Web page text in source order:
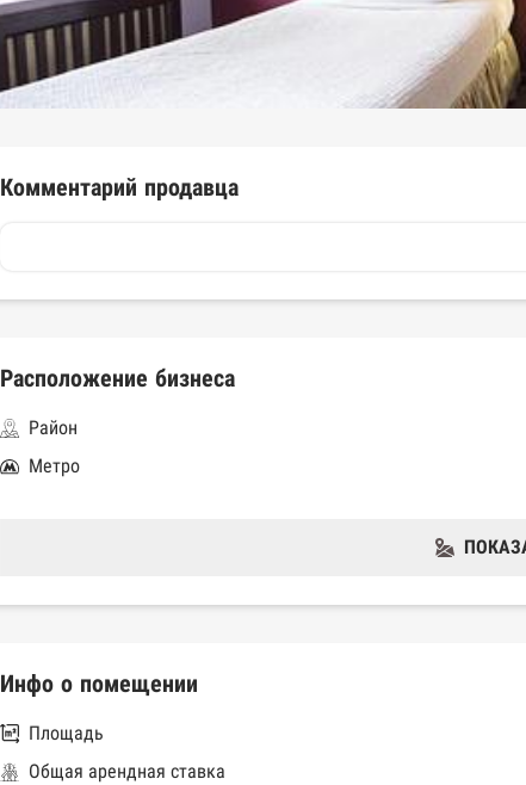
Комментарий продавца
Расположение бизнеса
Район
Метро
Инфо о помещении
Площадь
Общая арендная ставка